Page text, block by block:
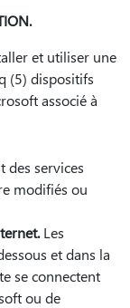
et utiliser une
(5) dispositifs
associé à
services
modifiés ou
Les
et dans la
se connectent
ou de